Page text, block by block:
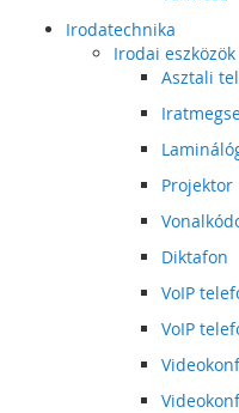
Irodatechnika
Irodai eszközök
Asztali
Projektor
Diktafon
VoIP
VoIP